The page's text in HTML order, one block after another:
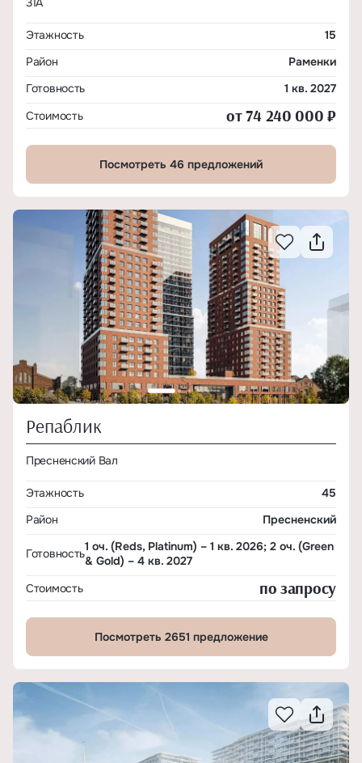
Этажность
15
Район
Раменки
Готовность
1 кв. 2027
Стоимость
от 74 240 000 ₽
Посмотреть 46 предложений
Репаблик
Пресненский Вал
Этажность
45
Район
Пресненский
Готовность1 оч. (Reds, Platinum) – 1 кв. 2026; 2 оч. (Green
& Gold) – 4 кв. 2027
Стоимость
по запросу
Посмотреть 2651 предложение